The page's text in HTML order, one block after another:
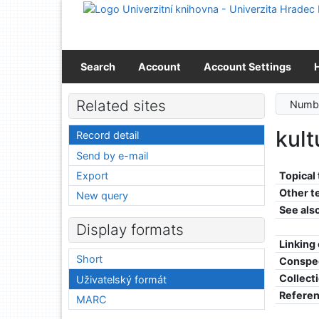
Go to content
Search Account Account Settings
Topical
Other
See
Linking
Related sites
Record detail
Send by e-mail
Export
New query
Display formats
Short
Uživatelský formát
MARC